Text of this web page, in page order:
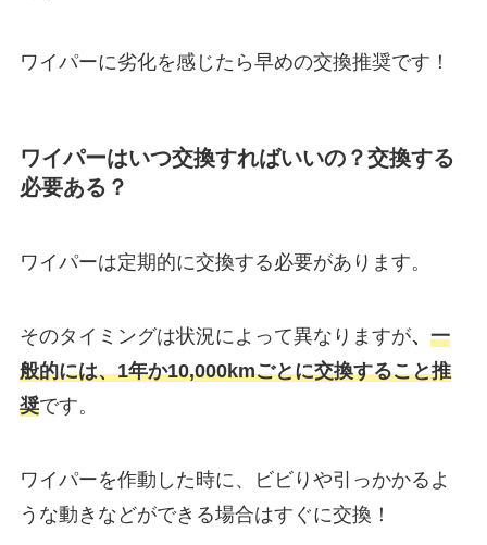
ワイパーに劣化を感じたら早めの交換推奨です！
ワイパーはいつ交換すればいいの？交換する
必要ある？
ワイパーは定期的に交換する必要があります。
そのタイミングは状況によって異なりますが、 一
般的には、1年か10,000kmごとに交換すること推
奨です。
ワイパーを作動した時に、ビビりや引っかかるよ
うな動きなどができる場合はすぐに交換！